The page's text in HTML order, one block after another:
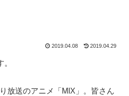
2019.04.08 2019.04.29
放送のアニメ「MIX」。皆さん